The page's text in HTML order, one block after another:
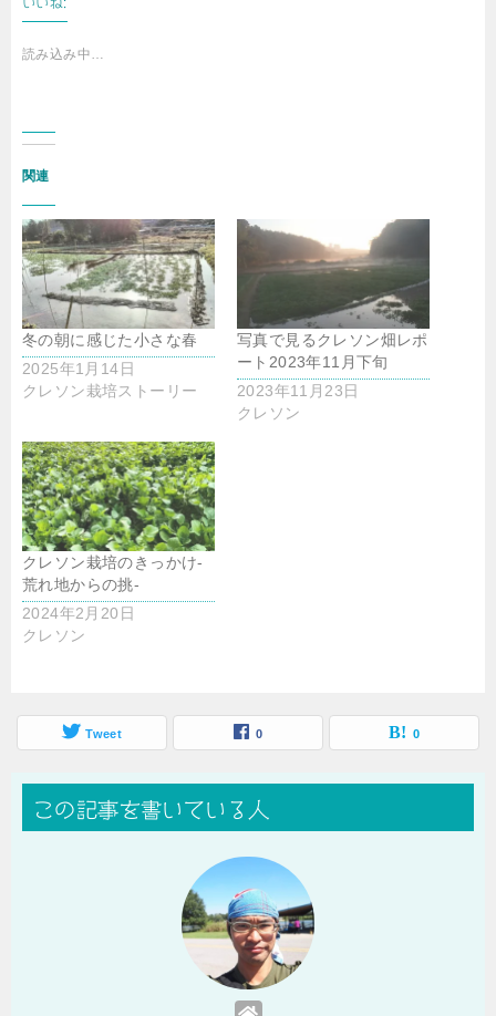
読み込み中…
関連
冬の朝に感じた小さな春
2025年1月14日
クレソン栽培ストーリー
写真で見るクレソン畑レポ
ート2023年11月下旬
2023年11月23日
クレソン
クレソン栽培のきっかけ‐
荒れ地からの挑‐
2024年2月20日
クレソン
Tweet 0 0
この記事を書いている人